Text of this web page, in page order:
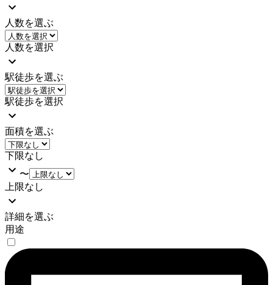
人数を選ぶ
人数を選択
駅徒歩を選ぶ
駅徒歩を選択
面積を選ぶ
下限なし
〜
上限なし
詳細を選ぶ
用途